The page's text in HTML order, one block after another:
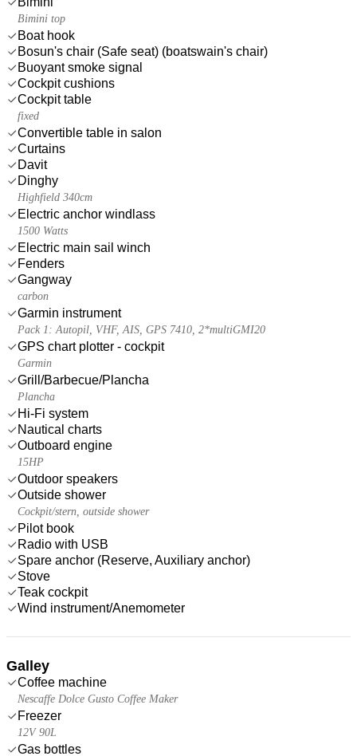
Bimini top
Boat hook
Bosun's chair (Safe seat) (boatswain's chair)
Buoyant smoke signal
Cockpit cushions
Cockpit table
fixed
Convertible table in salon
Curtains
Davit
Dinghy
Highfield 340cm
Electric anchor windlass
1500 Watts
Electric main sail winch
Fenders
Gangway
carbon
Garmin instrument
Pack 1: Autopil, VHF, AIS, GPS 7410, 2*multiGMI20
GPS chart plotter - cockpit
Garmin
Grill/Barbecue/Plancha
Plancha
Hi-Fi system
Nautical charts
Outboard engine
15HP
Outdoor speakers
Outside shower
Cockpit/stern, outside shower
Pilot book
Radio with USB
Spare anchor (Reserve, Auxiliary anchor)
Stove
Teak cockpit
Wind instrument/Anemometer
Galley
Coffee machine
Nescaffe Dolce Gusto Coffee Maker
Freezer
12V 90L
Gas bottles